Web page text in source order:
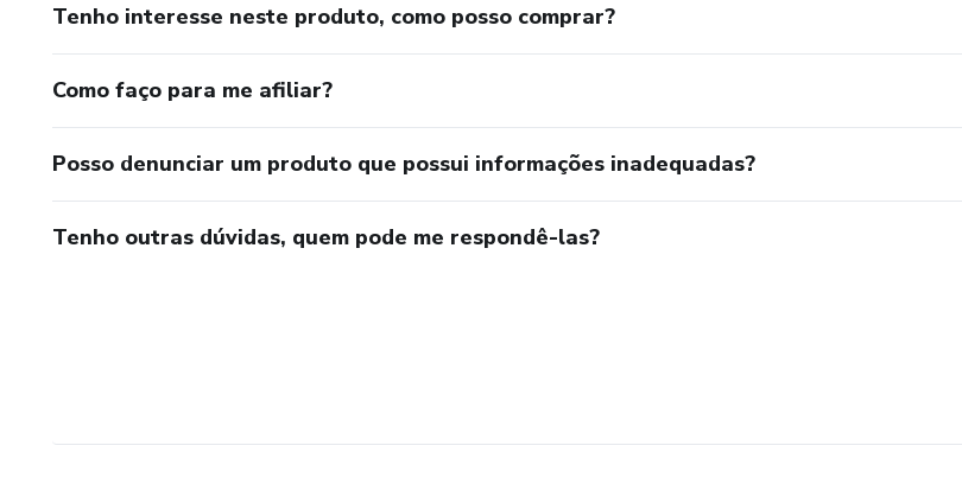
Tenho interesse neste produto, como posso comprar?
Como faço para me afiliar?
Posso denunciar um produto que possui informações inadequadas?
Tenho outras dúvidas, quem pode me respondê-las?